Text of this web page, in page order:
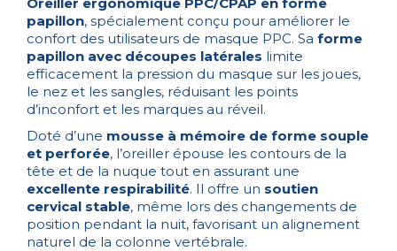
papillon, spécialement conçu pour améliorer le
confort des utilisateurs de masque PPC. Sa forme
papillon avec découpes latérales limite
efficacement la pression du masque sur les joues,
le nez et les sangles, réduisant les points
d’inconfort et les marques au réveil.
Doté d’une mousse à mémoire de forme souple
et perforée, l’oreiller épouse les contours de la
tête et de la nuque tout en assurant une
excellente respirabilité. Il offre un soutien
cervical stable, même lors des changements de
position pendant la nuit, favorisant un alignement
naturel de la colonne vertébrale.